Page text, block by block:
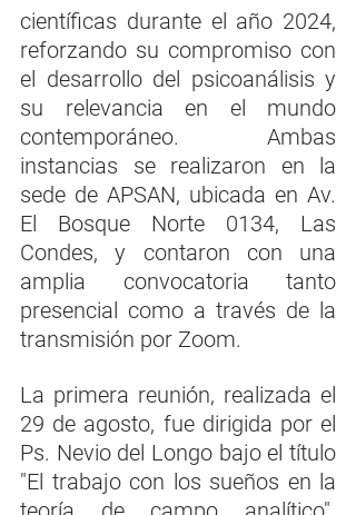
científicas durante el año 2024,
reforzando su compromiso con
el desarrollo del psicoanálisis y
su relevancia en el mundo
contemporáneo. Ambas
instancias se realizaron en la
sede de APSAN, ubicada en Av.
El Bosque Norte 0134, Las
Condes, y contaron con una
amplia convocatoria tanto
presencial como a través de la
transmisión por Zoom.
La primera reunión, realizada el
29 de agosto, fue dirigida por el
Ps. Nevio del Longo bajo el título
"El trabajo con los sueños en la